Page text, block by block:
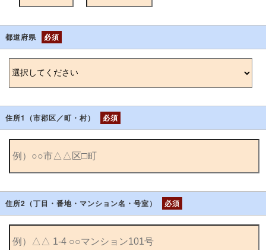
都道府県 必須
住所1（市郡区／町・村） 必須
住所2（丁目・番地・マンション名・号室） 必須